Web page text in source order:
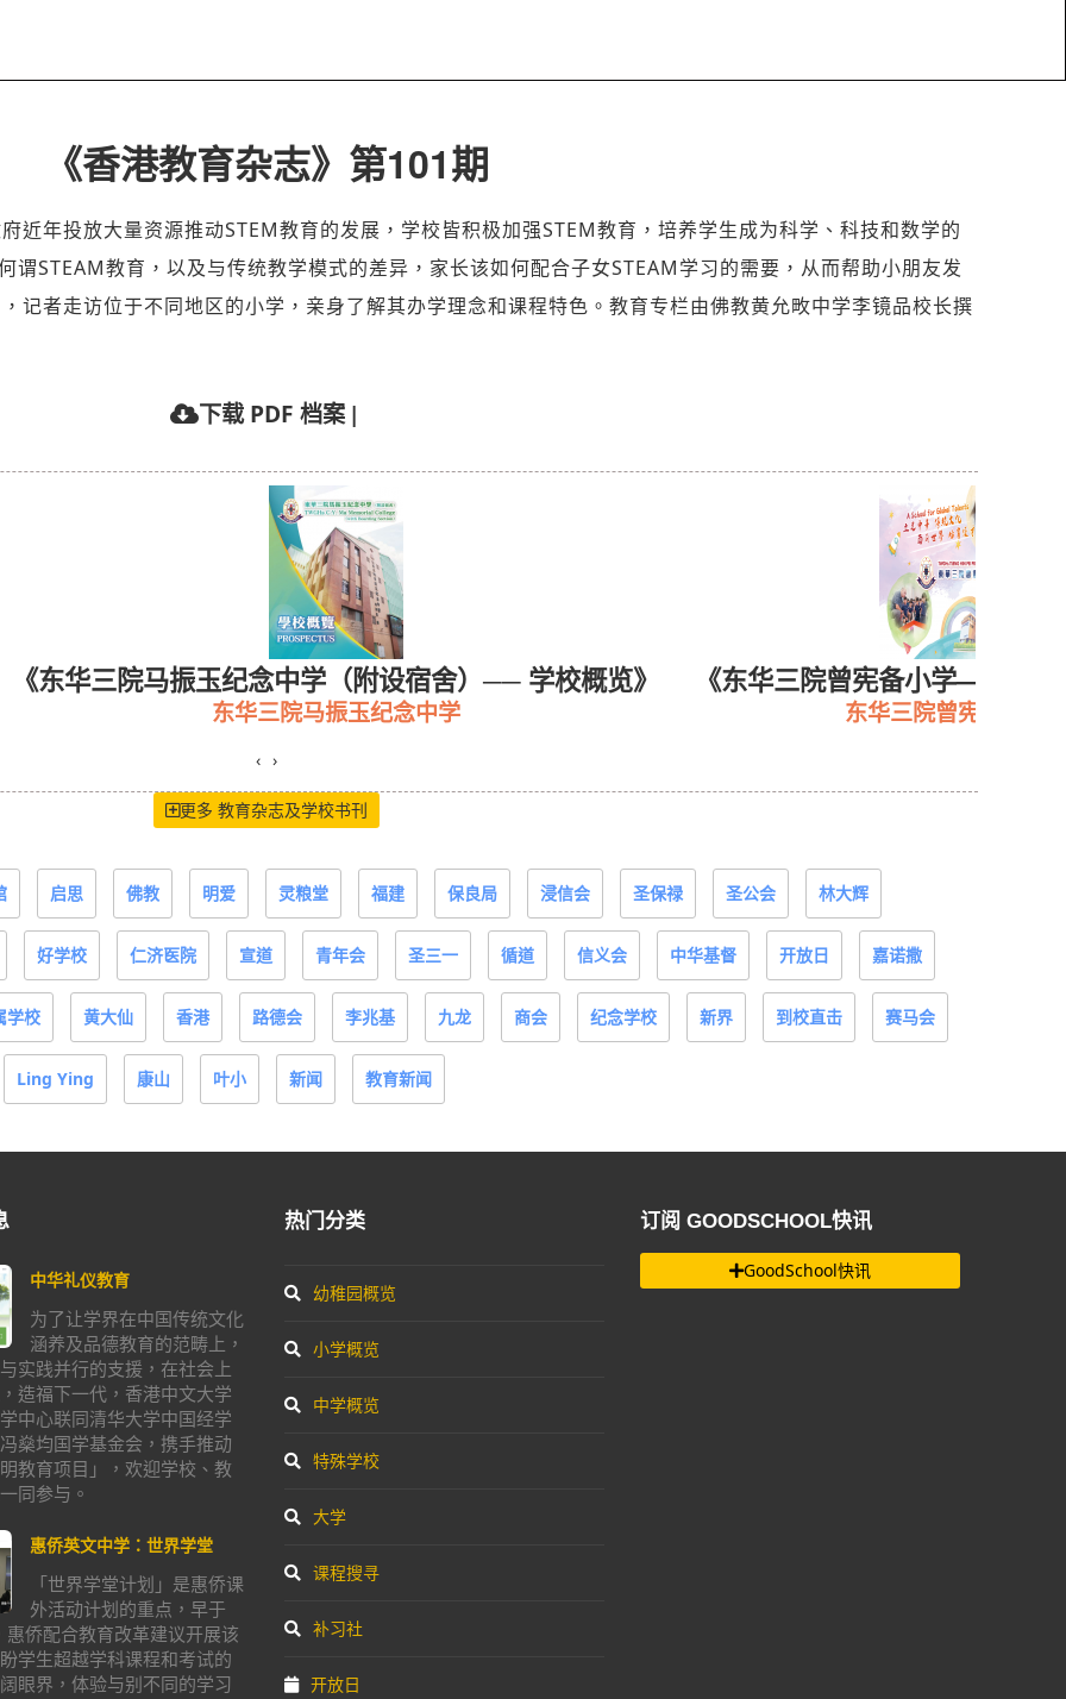
《香港教育杂志》第101期
近年投放大量资源推动STEM教育的发展，学校皆积极加强STEM教育，培养学生成为科学、科技和数学的
STEAM教育，以及与传统教学模式的差异，家长该如何配合子女STEAM学习的需要，从而帮助小朋友发
记者走访位于不同地区的小学，亲身了解其办学理念和课程特色。教育专栏由佛教黄允畋中学李镜品校长撰
下载 PDF 档案 |
纪念中学（附设宿舍）── 学校概览》
东华三院马振玉纪念中学
《东华三院曾宪备小学——学校概览2026》
‹ ›
更多 教育杂志及学校书刊
启思 佛教 明爱 灵粮堂 福建 保良局 浸信会 圣保禄 圣公会 林大辉
好学校 仁济医院 宣道 青年会 圣三一 循道 信义会 中华基督 开放日 嘉诺撒
学校 黄大仙 香港 路德会 李兆基 九龙 商会 纪念学校 新界 到校直击 赛马会
Ling Ying 康山 叶小 新闻 教育新闻
中华礼仪教育
为了让学界在中国传统文化
涵养及品德教育的范畴上，
实践并行的支援，在社会上
造福下一代，香港中文大学
中心联同清华大学中国经学
燊均国学基金会，携手推动
明教育项目」，欢迎学校、教
同参与。
惠侨英文中学：世界学堂
「世界学堂计划」是惠侨课
外活动计划的重点，早于
侨配合教育改革建议开展该
学生超越学科课程和考试的
眼界，体验与别不同的学习
热门分类
幼稚园概览
小学概览
中学概览
特殊学校
大学
课程搜寻
补习社
开放日
订阅 GOODSCHOOL快讯
GoodSchool快讯